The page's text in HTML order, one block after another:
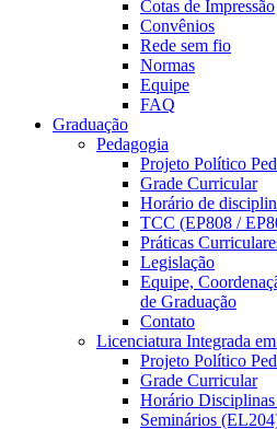
Cotas de Impressão
Convênios
Rede sem fio
Normas
Equipe
FAQ
Graduação
Pedagogia
Projeto Político
Grade Curricular
Horário de
TCC (EP808 /
Práticas
Legislação
Equipe,
de Graduação
Contato
Licenciatura Integrada
Projeto Político
Grade Curricular
Horário
Seminários